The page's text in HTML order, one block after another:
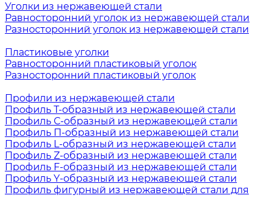
Уголки из нержавеющей стали
Равносторонний уголок из нержавеющей стали
Разносторонний уголок из нержавеющей стали
Пластиковые уголки
Равносторонний пластиковый уголок
Разносторонний пластиковый уголок
Профили из нержавеющей стали
Профиль Т-образный из нержавеющей стали
Профиль С-образный из нержавеющей стали
Профиль П-образный из нержавеющей стали
Профиль L-образный из нержавеющей стали
Профиль Z-образный из нержавеющей стали
Профиль F-образный из нержавеющей стали
Профиль Y-образный из нержавеющей стали
Профиль фигурный из нержавеющей стали для